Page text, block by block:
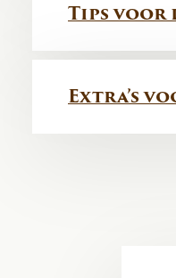
Tips voor
Extra’s